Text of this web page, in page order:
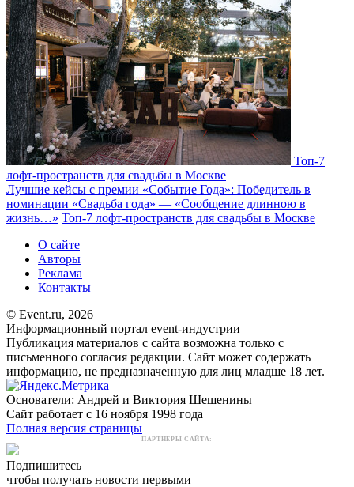
Топ-7
лофт-пространств для свадьбы в Москве
Лучшие кейсы с премии «Событие Года»: Победитель в
номинации «Свадьба года» — «Сообщение длинною в
жизнь…» Топ-7 лофт-пространств для свадьбы в Москве
О сайте
Авторы
Реклама
Контакты
© Event.ru, 2026
Информационный портал event-индустрии
Публикация материалов с сайта возможна только с
письменного согласия редакции. Сайт может содержать
информацию, не предназначенную для лиц младше 18 лет.
Основатели: Андрей и Виктория Шешенины
Сайт работает с 16 ноября 1998 года
Полная версия страницы
ПАРТНЕРЫ САЙТА:
Подпишитесь
чтобы получать новости первыми